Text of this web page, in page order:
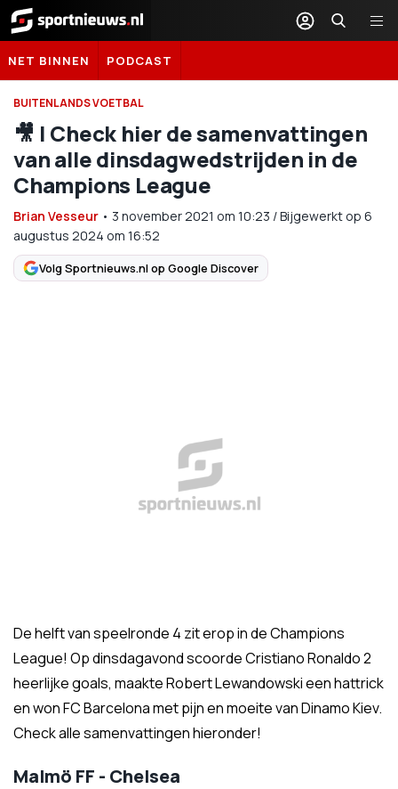
Sportnieuws.nl
NET BINNEN PODCAST
BUITENLANDS VOETBAL
🎥 | Check hier de samenvattingen
van alle dinsdagwedstrijden in de
Champions League
Brian Vesseur • 3 november 2021 om 10:23 /Bijgewerkt op 6
augustus 2024 om 16:52
Volg Sportnieuws.nl op Google Discover
De helft van speelronde 4 zit erop in de Champions
League! Op dinsdagavond scoorde Cristiano Ronaldo 2
heerlijke goals, maakte Robert Lewandowski een hattrick
en won FC Barcelona met pijn en moeite van Dinamo Kiev.
Check alle samenvattingen hieronder!
Malmö FF - Chelsea